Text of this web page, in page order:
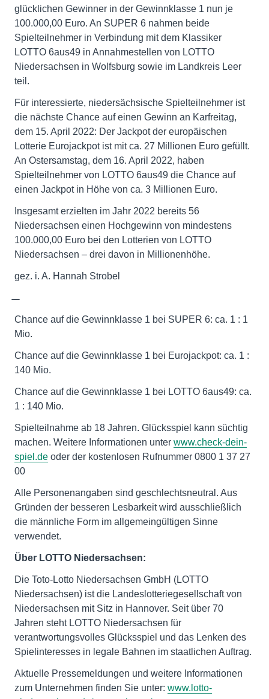
glücklichen Gewinner in der Gewinnklasse 1 nun je
100.000,00 Euro. An SUPER 6 nahmen beide
Spielteilnehmer in Verbindung mit dem Klassiker
LOTTO 6aus49 in Annahmestellen von LOTTO
Niedersachsen in Wolfsburg sowie im Landkreis Leer
teil.
Für interessierte, niedersächsische Spielteilnehmer ist
die nächste Chance auf einen Gewinn an Karfreitag,
dem 15. April 2022: Der Jackpot der europäischen
Lotterie Eurojackpot ist mit ca. 27 Millionen Euro gefüllt.
An Ostersamstag, dem 16. April 2022, haben
Spielteilnehmer von LOTTO 6aus49 die Chance auf
einen Jackpot in Höhe von ca. 3 Millionen Euro.
Insgesamt erzielten im Jahr 2022 bereits 56
Niedersachsen einen Hochgewinn von mindestens
100.000,00 Euro bei den Lotterien von LOTTO
Niedersachsen – drei davon in Millionenhöhe.
gez. i. A. Hannah Strobel
̶ ̶
Chance auf die Gewinnklasse 1 bei SUPER 6: ca. 1 : 1
Mio.
Chance auf die Gewinnklasse 1 bei Eurojackpot: ca. 1 :
140 Mio.
Chance auf die Gewinnklasse 1 bei LOTTO 6aus49: ca.
1 : 140 Mio.
Spielteilnahme ab 18 Jahren. Glücksspiel kann süchtig
machen. Weitere Informationen unter www.check-dein-
spiel.de oder der kostenlosen Rufnummer 0800 1 37 27
00
Alle Personenangaben sind geschlechtsneutral. Aus
Gründen der besseren Lesbarkeit wird ausschließlich
die männliche Form im allgemeingültigen Sinne
verwendet.
Über LOTTO Niedersachsen:
Die Toto-Lotto Niedersachsen GmbH (LOTTO
Niedersachsen) ist die Landeslotteriegesellschaft von
Niedersachsen mit Sitz in Hannover. Seit über 70
Jahren steht LOTTO Niedersachsen für
verantwortungsvolles Glücksspiel und das Lenken des
Spielinteresses in legale Bahnen im staatlichen Auftrag.
Aktuelle Pressemeldungen und weitere Informationen
zum Unternehmen finden Sie unter: www.lotto-